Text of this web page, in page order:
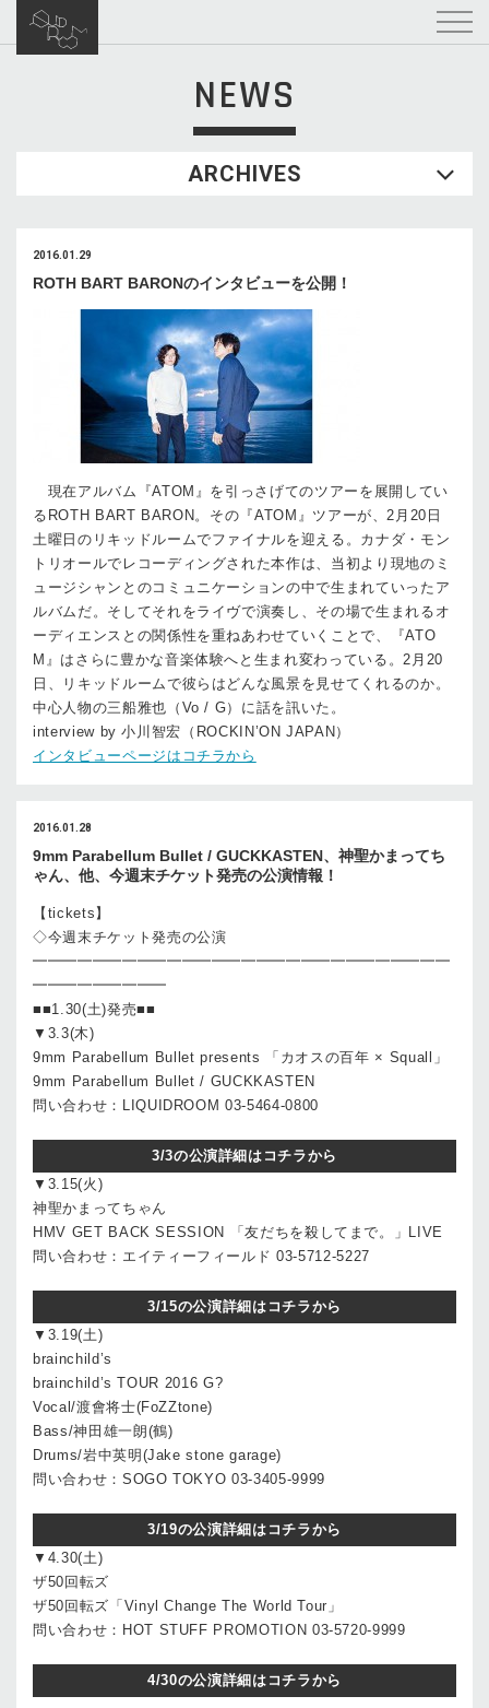
NEWS
ARCHIVES
2016.01.29
ROTH BART BARONのインタビューを公開！
現在アルバム『ATOM』を引っさげてのツアーを展開してい
るROTH BART BARON。その『ATOM』ツアーが、2月20日
土曜日のリキッドルームでファイナルを迎える。カナダ・モン
トリオールでレコーディングされた本作は、当初より現地のミ
ュージシャンとのコミュニケーションの中で生まれていったア
ルバムだ。そしてそれをライヴで演奏し、その場で生まれるオ
ーディエンスとの関係性を重ねあわせていくことで、『ATO
M』はさらに豊かな音楽体験へと生まれ変わっている。2月20
日、リキッドルームで彼らはどんな風景を見せてくれるのか。
中心人物の三船雅也（Vo / G）に話を訊いた。
interview by 小川智宏（ROCKIN’ON JAPAN）
インタビューページはコチラから
2016.01.28
9mm Parabellum Bullet / GUCKKASTEN、神聖かまってち
ゃん、他、今週末チケット発売の公演情報！
【tickets】
◇今週末チケット発売の公演
━━━━━━━━━━━━━━━━━━━━━━━━━━━━
━━━━━━━━━
■■1.30(土)発売■■
▼3.3(木)
9mm Parabellum Bullet presents 「カオスの百年 × Squall」
9mm Parabellum Bullet / GUCKKASTEN
問い合わせ：LIQUIDROOM 03-5464-0800
3/3の公演詳細はコチラから
▼3.15(火)
神聖かまってちゃん
HMV GET BACK SESSION 「友だちを殺してまで。」LIVE
問い合わせ：エイティーフィールド 03-5712-5227
3/15の公演詳細はコチラから
▼3.19(土)
brainchild’s
brainchild’s TOUR 2016 G?
Vocal/渡會将士(FoZZtone)
Bass/神田雄一朗(鶴)
Drums/岩中英明(Jake stone garage)
問い合わせ：SOGO TOKYO 03-3405-9999
3/19の公演詳細はコチラから
▼4.30(土)
ザ50回転ズ
ザ50回転ズ「Vinyl Change The World Tour」
問い合わせ：HOT STUFF PROMOTION 03-5720-9999
4/30の公演詳細はコチラから